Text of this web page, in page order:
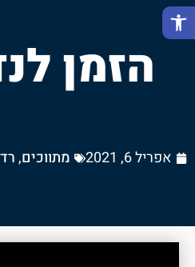
פתח סרגל נגישות
הזמן
אפריל 6, 2021 מתווכים,